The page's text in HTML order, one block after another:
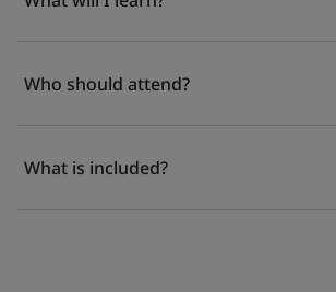
Who should attend?
What is included?